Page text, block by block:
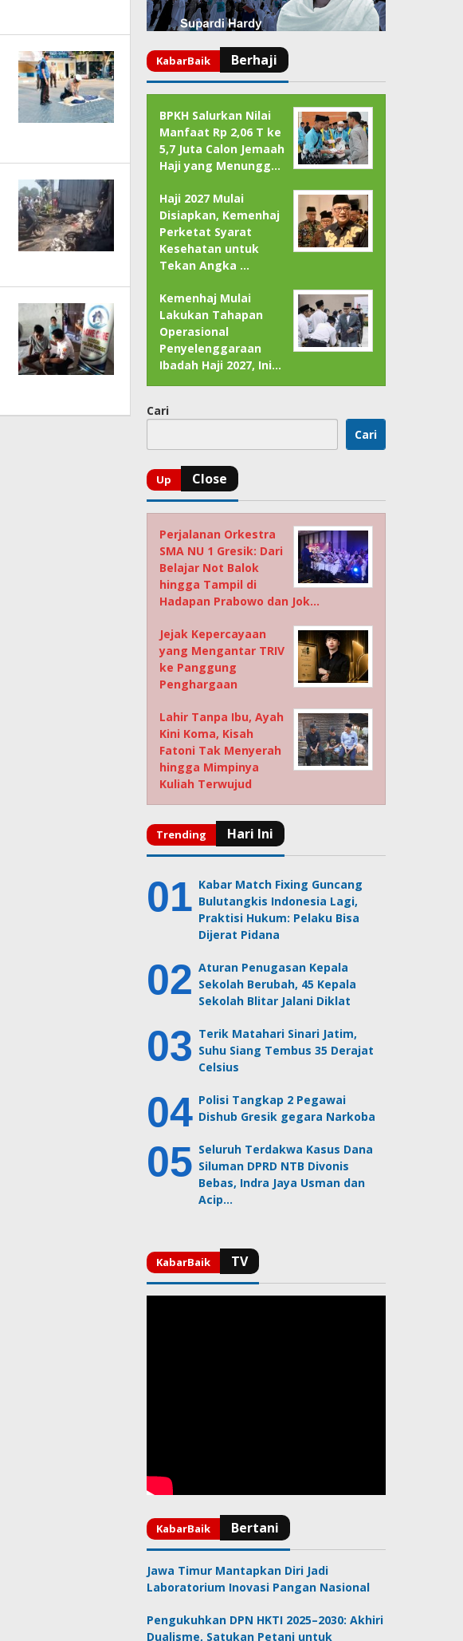
BPKH Salurkan Nilai
Manfaat Rp 2,06 T ke
5,7 Juta Calon Jemaah
Haji yang Menungg…
Haji 2027 Mulai
Disiapkan, Kemenhaj
Perketat Syarat
Kesehatan untuk
Tekan Angka …
Kemenhaj Mulai
Lakukan Tahapan
Operasional
Penyelenggaraan
Ibadah Haji 2027, Ini…
Cari
Cari
Perjalanan Orkestra
SMA NU 1 Gresik: Dari
Belajar Not Balok
hingga Tampil di
Hadapan Prabowo dan Jok…
Jejak Kepercayaan
yang Mengantar TRIV
ke Panggung
Penghargaan
Lahir Tanpa Ibu, Ayah
Kini Koma, Kisah
Fatoni Tak Menyerah
hingga Mimpinya
Kuliah Terwujud
Kabar Match Fixing Guncang
Bulutangkis Indonesia Lagi,
Praktisi Hukum: Pelaku Bisa
Dijerat Pidana
Aturan Penugasan Kepala
Sekolah Berubah, 45 Kepala
Sekolah Blitar Jalani Diklat
Terik Matahari Sinari Jatim,
Suhu Siang Tembus 35 Derajat
Celsius
Polisi Tangkap 2 Pegawai
Dishub Gresik gegara Narkoba
Seluruh Terdakwa Kasus Dana
Siluman DPRD NTB Divonis
Bebas, Indra Jaya Usman dan
Acip…
Jawa Timur Mantapkan Diri Jadi
Laboratorium Inovasi Pangan Nasional
Pengukuhkan DPN HKTI 2025–2030: Akhiri
Dualisme, Satukan Petani untuk